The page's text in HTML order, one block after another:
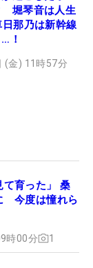
堀琴音は人生
那乃は新幹線
！
(金) 11時57分
て育った」 桑
今度は憧れら
時00分 1